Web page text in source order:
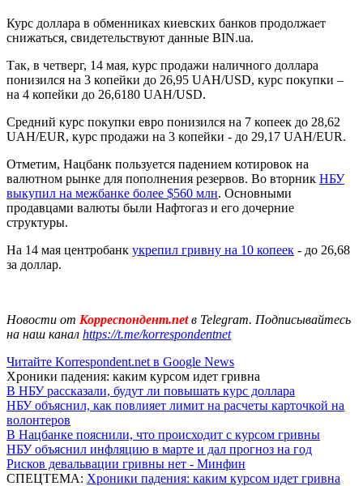
Курс доллара в обменниках киевских банков продолжает
снижаться, свидетельствуют данные BIN.ua.
Так, в четверг, 14 мая, курс продажи наличного доллара
понизился на 3 копейки до 26,95 UAH/USD, курс покупки –
на 4 копейки до 26,6180 UAH/USD.
Средний курс покупки евро понизился на 7 копеек до 28,62
UAH/EUR, курс продажи на 3 копейки - до 29,17 UAH/EUR.
Отметим, Нацбанк пользуется падением котировок на
валютном рынке для пополнения резервов. Во вторник НБУ
выкупил на межбанке более $560 млн. Основными
продавцами валюты были Нафтогаз и его дочерние
структуры.
На 14 мая центробанк укрепил гривну на 10 копеек - до 26,68
за доллар.
Новости от Корреспондент.netв Telegram. Подписывайтесь
на наш канал https://t.me/korrespondentnet
Читайте Korrespondent.net в Google News
Хроники падения: каким курсом идет гривна
В НБУ рассказали, будут ли повышать курс доллара
НБУ объяснил, как повлияет лимит на расчеты карточкой на
волонтеров
В Нацбанке пояснили, что происходит с курсом гривны
НБУ объяснил инфляцию в марте и дал прогноз на год
Рисков девальвации гривны нет - Минфин
СПЕЦТЕМА: Хроники падения: каким курсом идет гривна